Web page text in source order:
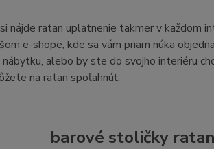
nájde ratan uplatnenie takmer v každom
e-shope, kde sa vám priam núka
alebo by ste do svojho interiéru
na ratan spoľahnúť.
barové stoličky